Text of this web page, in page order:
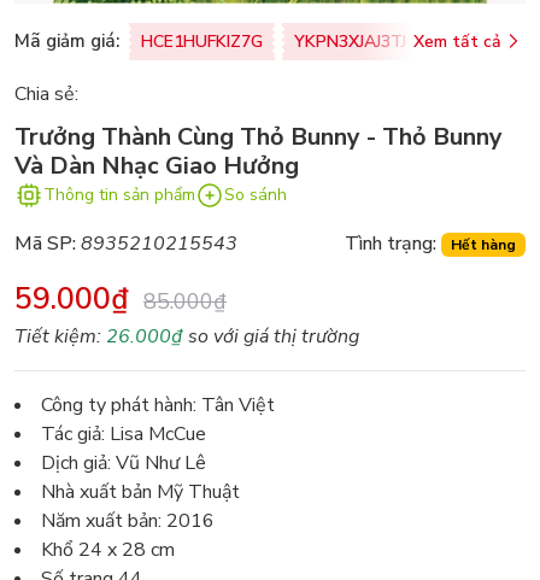
Mã giảm giá: HCE1HUFKIZ7G YKPN3XJAJ3TJ Xem tất cả
Chia sẻ:
Trưởng Thành Cùng Thỏ Bunny - Thỏ Bunny
Và Dàn Nhạc Giao Hưởng
Thông tin sản phẩm So sánh
Mã SP:8935210215543 Tình trạng: Hết hàng
59.000₫ 85.000₫
Tiết kiệm: 26.000₫so với giá thị trường
Công ty phát hành: Tân Việt
Tác giả: Lisa McCue
Dịch giả: Vũ Như Lê
Nhà xuất bản Mỹ Thuật
Năm xuất bản: 2016
Khổ 24 x 28 cm